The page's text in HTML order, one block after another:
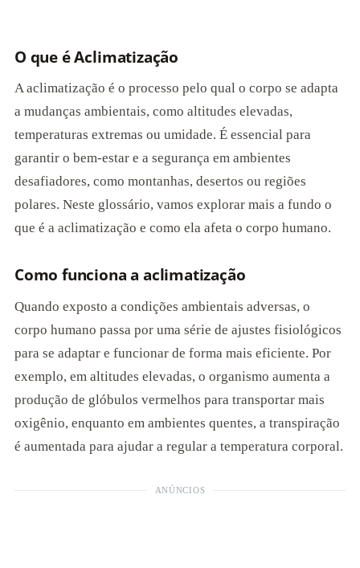
O que é Aclimatização
A aclimatização é o processo pelo qual o corpo se adapta
a mudanças ambientais, como altitudes elevadas,
temperaturas extremas ou umidade. É essencial para
garantir o bem-estar e a segurança em ambientes
desafiadores, como montanhas, desertos ou regiões
polares. Neste glossário, vamos explorar mais a fundo o
que é a aclimatização e como ela afeta o corpo humano.
Como funciona a aclimatização
Quando exposto a condições ambientais adversas, o
corpo humano passa por uma série de ajustes fisiológicos
para se adaptar e funcionar de forma mais eficiente. Por
exemplo, em altitudes elevadas, o organismo aumenta a
produção de glóbulos vermelhos para transportar mais
oxigênio, enquanto em ambientes quentes, a transpiração
é aumentada para ajudar a regular a temperatura corporal.
ANÚNCIOS